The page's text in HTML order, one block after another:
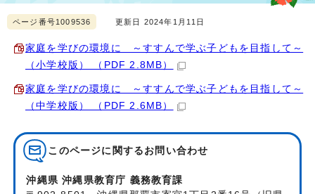
ページ番号1009536 更新日 2024年1月11日
家庭を学びの環境に ～すすんで学ぶ子どもを目指して～
（小学校版） （PDF 2.8MB）
家庭を学びの環境に ～すすんで学ぶ子どもを目指して～
（中学校版） （PDF 2.6MB）
このページに関する お問い合わせ
沖縄県 沖縄県教育庁 義務教育課